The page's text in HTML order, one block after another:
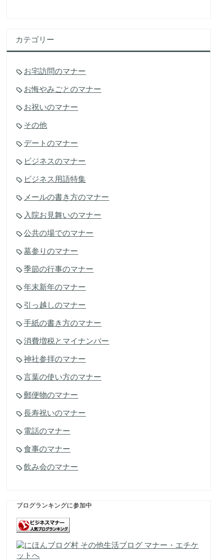
カテゴリー
お宅訪問のマナー
お悔やみごとのマナー
お祝いのマナー
その他
デートのマナー
ビジネスのマナー
ビジネス用語特集
メールの書き方のマナー
入院お見舞いのマナー
公共の場でのマナー
墓参りのマナー
季節の行事のマナー
年末新年のマナー
引っ越しのマナー
手紙の書き方のマナー
消費増税とマイナンバー
神社参拝のマナー
言葉の使い方のマナー
郵便物のマナー
長寿祝いのマナー
電話のマナー
食事のマナー
飲み会のマナー
ブログランキングに参加中